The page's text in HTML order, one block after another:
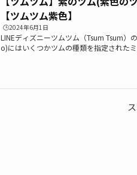
【ツムツム紫色】
🕒️2024年6月1日
LINEディズニーツムツム（Tsum Tsum）
o)にはいくつかツムの種類を指定された
ツム紫のツム(紫色のツム)一覧ツムツム